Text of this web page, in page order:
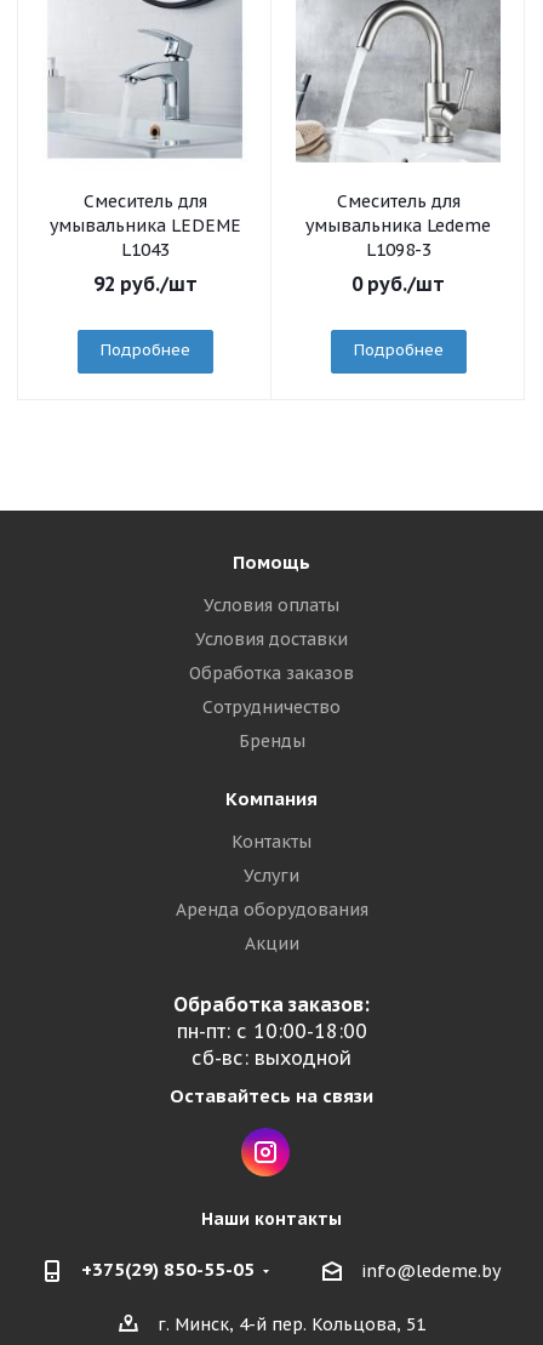
Смеситель для
умывальника LEDEME
L1043
92 руб./шт
Подробнее
Смеситель для
умывальника Ledeme
L1098-3
0руб./шт
Подробнее
Помощь
Условия оплаты
Условия доставки
Обработка заказов
Сотрудничество
Бренды
Компания
Контакты
Услуги
Аренда оборудования
Акции
Обработка заказов:
пн-пт: с 10:00-18:00
сб-вс: выходной
Оставайтесь на связи
Наши контакты
+375(29) 850-55-05 info@ledeme.by
г. Минск, 4-й пер. Кольцова, 51